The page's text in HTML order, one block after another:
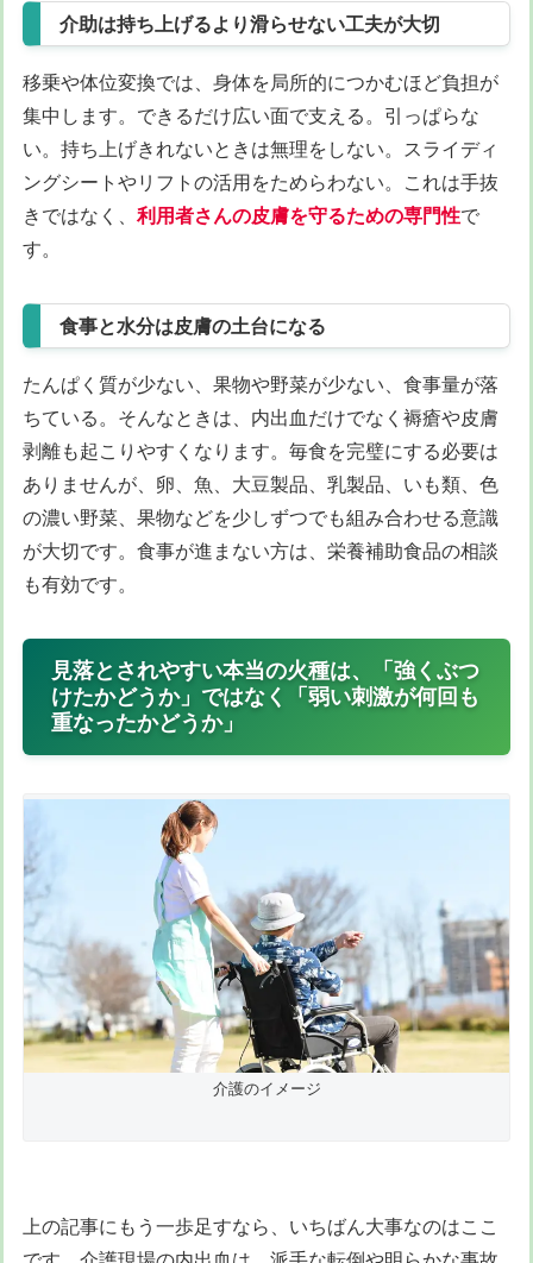
介助は持ち上げるより滑らせない工夫が大切
移乗や体位変換では、身体を局所的につかむほど負担が
集中します。できるだけ広い面で支える。引っぱらな
い。持ち上げきれないときは無理をしない。スライディ
ングシートやリフトの活用をためらわない。これは手抜
きではなく、 利用者さんの皮膚を守るための専門性で
す。
食事と水分は皮膚の土台になる
たんぱく質が少ない、果物や野菜が少ない、食事量が落
ちている。そんなときは、内出血だけでなく褥瘡や皮膚
剥離も起こりやすくなります。毎食を完璧にする必要は
ありませんが、卵、魚、大豆製品、乳製品、いも類、色
の濃い野菜、果物などを少しずつでも組み合わせる意識
が大切です。食事が進まない方は、栄養補助食品の相談
も有効です。
見落とされやすい本当の火種は、「強くぶつ
けたかどうか」ではなく「弱い刺激が何回も
重なったかどうか」
介護のイメージ
上の記事にもう一歩足すなら、いちばん大事なのはここ